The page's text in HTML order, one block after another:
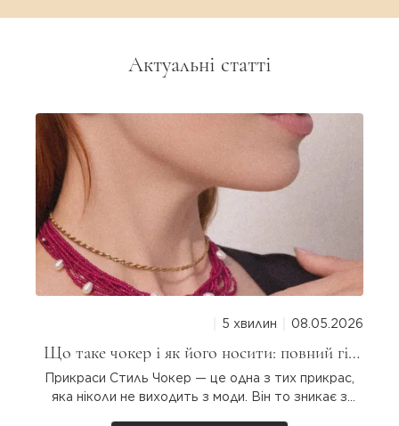
Актуальні статті
5 хвилин 08.05.2026
Що таке чокер і як його носити: повний гід
для дівчат
Прикраси Стиль Чокер — це одна з тих прикрас,
яка ніколи не виходить з моди. Він то зникає з